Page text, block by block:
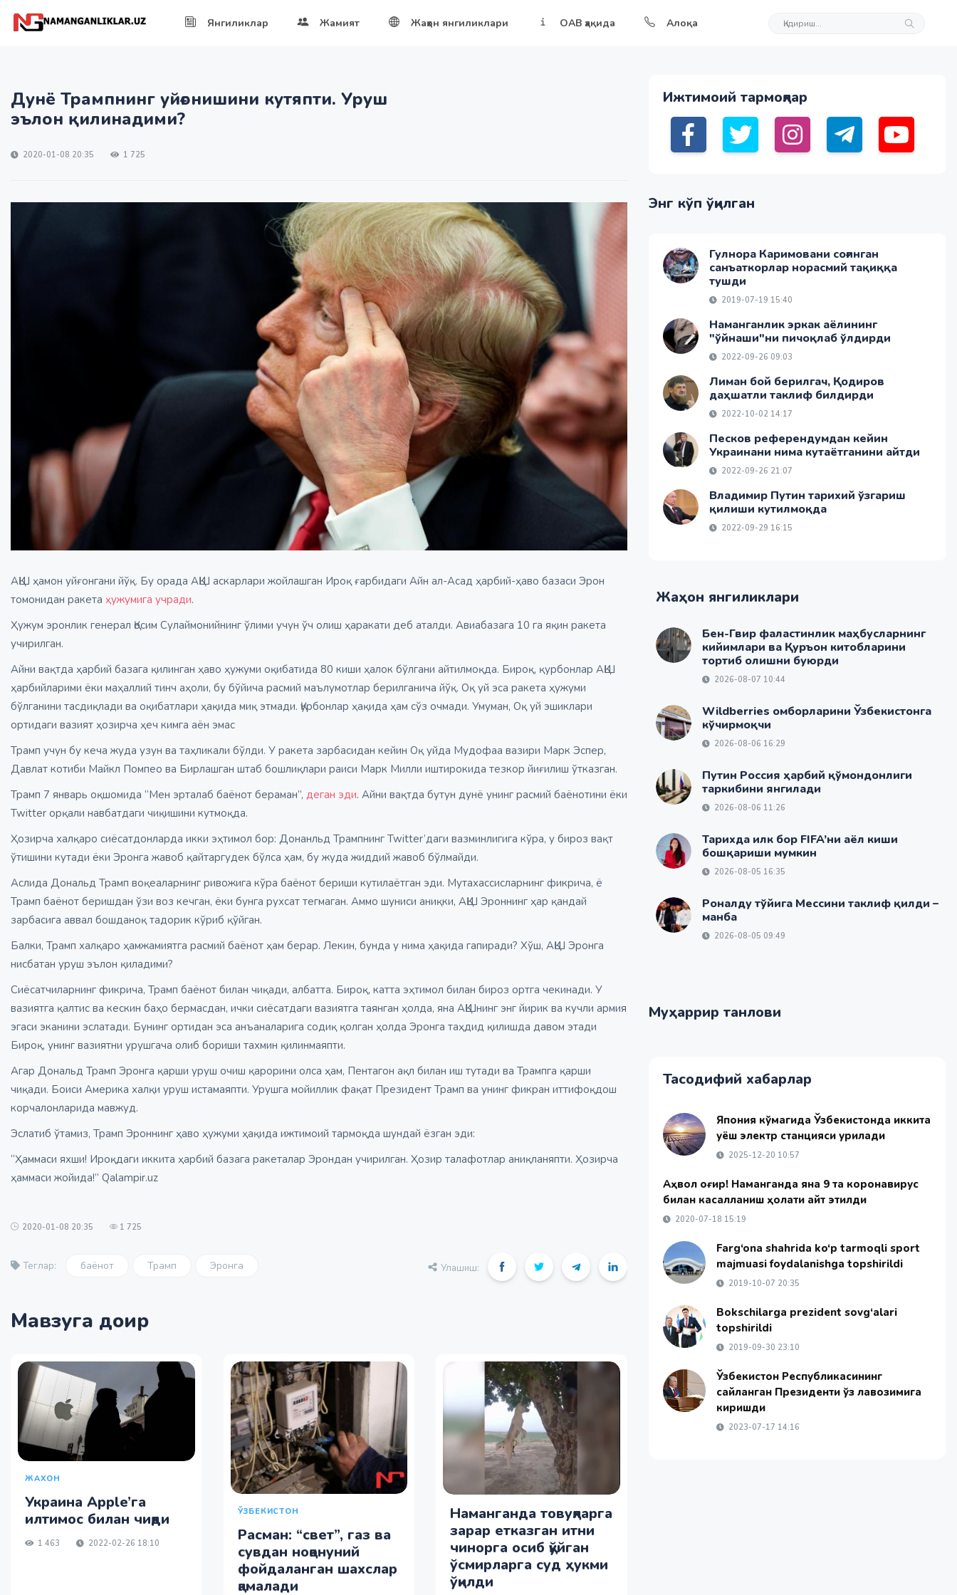
Янгиликлар Жамият Жаҳон янгиликлари ОАВ ҳақида Алоқа
Дунё Трампнинг уйғонишини кутяпти. Уруш
эълон қилинадими?
2020-01-08 20:35 1 725
АҚШ ҳамон уйғонгани йўқ. Бу орада АҚШ аскарлари жойлашган Ироқ ғарбидаги Айн ал-Асад ҳарбий-ҳаво базаси Эрон
томонидан ракета ҳужумига учради.
Ҳужум эронлик генерал Қосим Сулаймонийнинг ўлими учун ўч олиш ҳаракати деб аталди. Авиабазага 10 га яқин ракета
учирилган.
Айни вақтда ҳарбий базага қилинган ҳаво ҳужуми оқибатида 80 киши ҳалок бўлгани айтилмоқда. Бироқ, қурбонлар АҚШ
ҳарбийларими ёки маҳаллий тинч аҳоли, бу бўйича расмий маълумотлар берилганича йўқ. Оқ уй эса ракета ҳужуми
бўлганини тасдиқлади ва оқибатлари ҳақида миқ этмади. Қурбонлар ҳақида ҳам сўз очмади. Умуман, Оқ уй эшиклари
ортидаги вазият ҳозирча ҳеч кимга аён эмас
Трамп учун бу кеча жуда узун ва таҳликали бўлди. У ракета зарбасидан кейин Оқ уйда Мудофаа вазири Марк Эспер,
Давлат котиби Майкл Помпео ва Бирлашган штаб бошлиқлари раиси Марк Милли иштирокида тезкор йиғилиш ўтказган.
Трамп 7 январь оқшомида “Мен эрталаб баёнот бераман”, деган эди. Айни вақтда бутун дунё унинг расмий баёнотини ёки
Twitter орқали навбатдаги чиқишини кутмоқда.
Ҳозирча халқаро сиёсатдонларда икки эҳтимол бор: Донанльд Трампнинг Twitter’даги вазминлигига кўра, у бироз вақт
ўтишини кутади ёки Эронга жавоб қайтаргудек бўлса ҳам, бу жуда жиддий жавоб бўлмайди.
Аслида Дональд Трамп воқеаларнинг ривожига кўра баёнот бериши кутилаётган эди. Мутахассисларнинг фикрича, ё
Трамп баёнот беришдан ўзи воз кечган, ёки бунга рухсат тегмаган. Аммо шуниси аниқки, АҚШ Эроннинг ҳар қандай
зарбасига аввал бошданоқ тадорик кўриб қўйган.
Балки, Трамп халқаро ҳамжамиятга расмий баёнот ҳам берар. Лекин, бунда у нима ҳақида гапиради? Хўш, АҚШ Эронга
нисбатан уруш эълон қиладими?
Сиёсатчиларнинг фикрича, Трамп баёнот билан чиқади, албатта. Бироқ, катта эҳтимол билан бироз ортга чекинади. У
вазиятга қалтис ва кескин баҳо бермасдан, ички сиёсатдаги вазиятга таянган ҳолда, яна АҚШнинг энг йирик ва кучли армия
эгаси эканини эслатади. Бунинг ортидан эса анъаналарига содиқ қолган ҳолда Эронга таҳдид қилишда давом этади
Бироқ, унинг вазиятни урушгача олиб бориши тахмин қилинмаяпти.
Агар Дональд Трамп Эронга қарши уруш очиш қарорини олса ҳам, Пентагон ақл билан иш тутади ва Трампга қарши
чиқади. Боиси Америка халқи уруш истамаяпти. Урушга мойиллик фақат Президент Трамп ва унинг фикран иттифоқдош
корчалонларида мавжуд.
Эслатиб ўтамиз, Трамп Эроннинг ҳаво ҳужуми ҳақида ижтимоий тармоқда шундай ёзган эди:
“Ҳаммаси яхши! Ироқдаги иккита ҳарбий базага ракеталар Эрондан учирилган. Ҳозир талафотлар аниқланяпти. Ҳозирча
ҳаммаси жойида!” Qalampir.uz
2020-01-08 20:35 1 725
Теглар: баёнот Трамп Эронга Улашиш:
Мавзуга доир
ЖАХОН
Украина Apple’га
илтимос билан чиқди
1 463 2022-02-26 18:10
ЎЗБЕКИСТОН
Расман: “свет”, газ ва
сувдан ноқонуний
фойдаланган шахслар
қамалади
Наманганда товуқларга
зарар етказган итни
чинорга осиб қўйган
ўсмирларга суд ҳукми
ўқилди
Ижтимоий тармоқлар
Энг кўп ўқилган
Гулнора Каримовани соғинган
санъаткорлар норасмий тақиққа
тушди
2019-07-19 15:40
Наманганлик эркак аёлининг
"ўйнаши"ни пичоқлаб ўлдирди
2022-09-26 09:03
Лиман бой берилгач, Қодиров
даҳшатли таклиф билдирди
2022-10-02 14:17
Песков референдумдан кейин
Украинани нима кутаётганини айтди
2022-09-26 21:07
Владимир Путин тарихий ўзгариш
қилиши кутилмоқда
2022-09-29 16:15
Жаҳон янгиликлари
Бен-Гвир фаластинлик маҳбусларнинг
кийимлари ва Қуръон китобларини
тортиб олишни буюрди
2026-08-07 10:44
Wildberries омборларини Ўзбекистонга
кўчирмоқчи
2026-08-06 16:29
Путин Россия ҳарбий қўмондонлиги
таркибини янгилади
2026-08-06 11:26
Тарихда илк бор FIFA’ни аёл киши
бошқариши мумкин
2026-08-05 16:35
Роналду тўйига Мессини таклиф қилди –
манба
2026-08-05 09:49
Муҳаррир танлови
Тасодифий хабарлар
Япония кўмагида Ўзбекистонда иккита
қуёш электр станцияси қурилади
2025-12-20 10:57
Аҳвол оғир! Наманганда яна 9 та коронавирус
билан касалланиш ҳолати қайт этилди
2020-07-18 15:19
Farg‘ona shahrida ko‘p tarmoqli sport
majmuasi foydalanishga topshirildi
2019-10-07 20:35
Bokschilarga prezident sovg‘alari
topshirildi
2019-09-30 23:10
Ўзбекистон Республикасининг
сайланган Президенти ўз лавозимига
киришди
2023-07-17 14:16